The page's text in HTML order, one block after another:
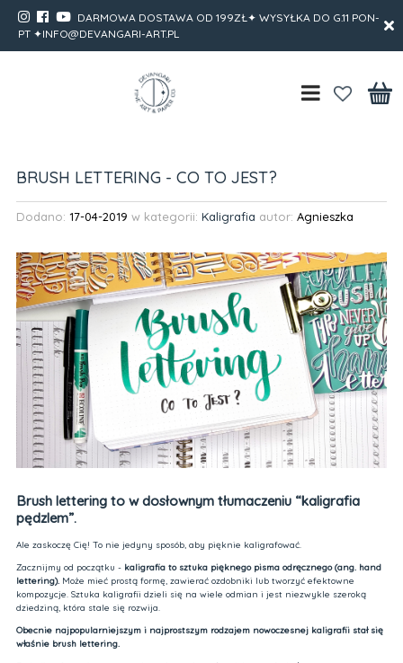
DARMOWA DOSTAWA OD 199ZŁ✦ WYSYŁKA DO G.11 PON-
PT ✦INFO@DEVANGARI-ART.PL
BRUSH LETTERING - CO TO JEST?
Dodano: 17-04-2019 w kategorii: Kaligrafia autor: Agnieszka
Brush lettering to w dosłownym tłumaczeniu “kaligrafia
pędzlem”.
Ale zaskoczę Cię! To nie jedyny sposób, aby pięknie kaligrafować.
Zacznijmy od początku -kaligrafia to sztuka pięknego pisma odręcznego (ang. hand
lettering).Może mieć prostą formę, zawierać ozdobniki lub tworzyć efektowne
kompozycje. Sztuka kaligrafii dzieli się na wiele odmian i jest niezwykle szeroką
dziedziną, która stale się rozwija.
Obecnie najpopularniejszym i najprostszym rodzajem nowoczesnej kaligrafii stał się
właśnie brush lettering.